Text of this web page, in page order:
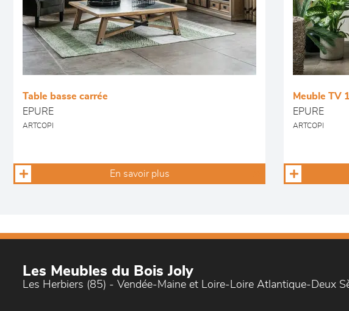
Table basse carrée
EPURE
ARTCOPI
En savoir plus
Meuble TV
EPURE
ARTCOPI
Les Meubles du Bois Joly
Les Herbiers (85) - Vendée-Maine et Loire-Loire Atlantique-Deux